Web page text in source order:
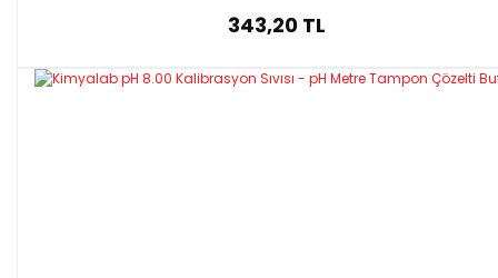
343,20 TL